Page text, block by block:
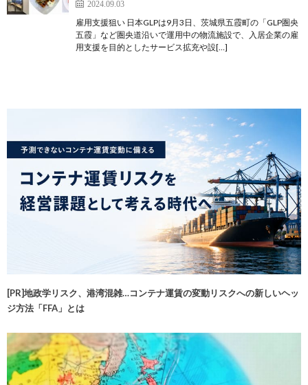
2024.09.03
雇用支援狙い 日本GLPは9月3日、茨城県五霞町の「GLP圏央
五霞」など圏央道沿いで運用中の物流施設で、入居企業の雇
用支援を目的としたサービス拡充や設[…]
[PR]地政学リスク、港湾混雑…コンテナ運賃の変動リスクへの新しいヘッ
ジ方法「FFA」とは